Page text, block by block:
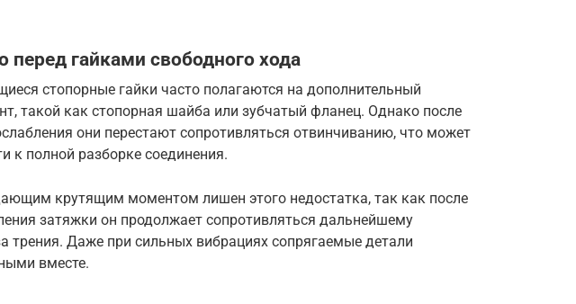
гайками свободного хода
стопорные гайки часто полагаются на дополнительный
такой как стопорная шайба или зубчатый фланец. Однако после
они перестают сопротивляться отвинчиванию, что может
к полной разборке соединения.
крутящим моментом лишен этого недостатка, так как после
затяжки он продолжает сопротивляться дальнейшему
трения. Даже при сильных вибрациях сопрягаемые детали
вместе.